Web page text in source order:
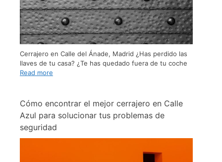
Cerrajero en Calle del Ánade, Madrid ¿Has perdido las
llaves de tu casa? ¿Te has quedado fuera de tu coche
Read more
Cómo encontrar el mejor cerrajero en Calle
Azul para solucionar tus problemas de
seguridad